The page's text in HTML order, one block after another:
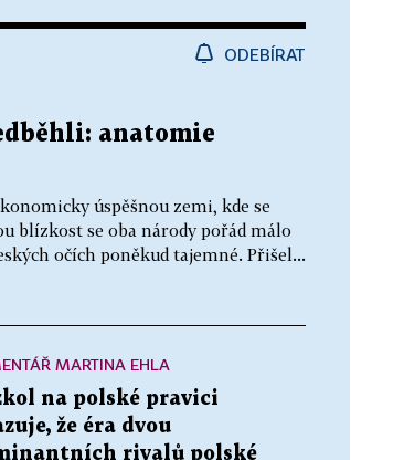
ODEBÍRAT
anatomie
úspěšnou zemi, kde se
blízkost se oba národy pořád málo
očích poněkud tajemné. Přišel...
MARTINA EHLA
na polské pravici
že éra dvou
rivalů polské